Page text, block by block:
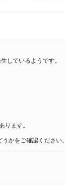
しているようです。
ります。
かをご確認ください。